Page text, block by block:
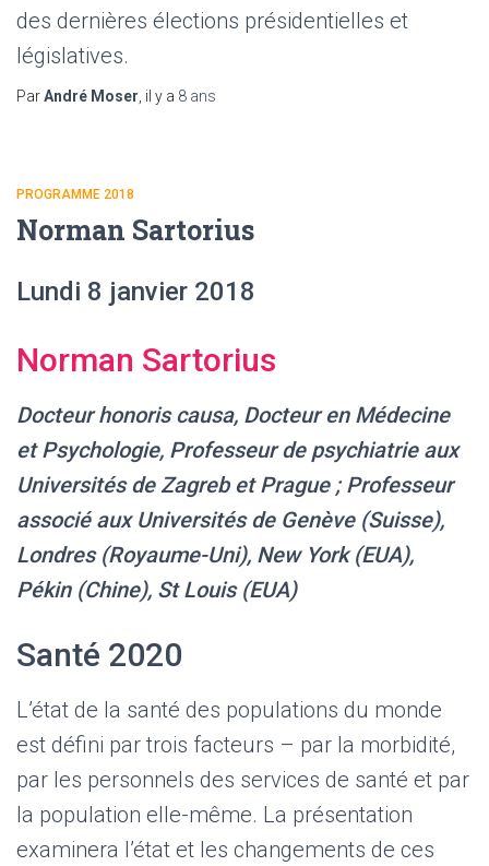
des dernières élections présidentielles et
législatives.
ParAndré Moser , il y a 8 ans
PROGRAMME 2018
Norman Sartorius
Lundi 8 janvier 2018
Norman Sartorius
Docteur honoris causa, Docteur en Médecine
et Psychologie, Professeur de psychiatrie aux
Universités de Zagreb et Prague ; Professeur
associé aux Universités de Genève (Suisse),
Londres (Royaume-Uni), New York (EUA),
Pékin (Chine), St Louis (EUA)
Santé 2020
L’état de la santé des populations du monde
est défini par trois facteurs – par la morbidité,
par les personnels des services de santé et par
la population elle-même. La présentation
examinera l’état et les changements de ces